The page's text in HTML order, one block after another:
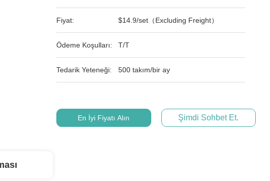
Fiyat: $14.9/set（Excluding Freight）
Ödeme Koşulları: T/T
Tedarik Yeteneği: 500 takım/bir ay
En İyi Fiyatı Alın Şimdi Sohbet Et.